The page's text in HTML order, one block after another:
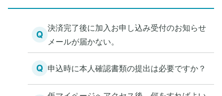
Q
決済完了後に加入お申し込み受付のお知らせ
メールが届かない。
Q 申込時に本人確認書類の提出は必要ですか？